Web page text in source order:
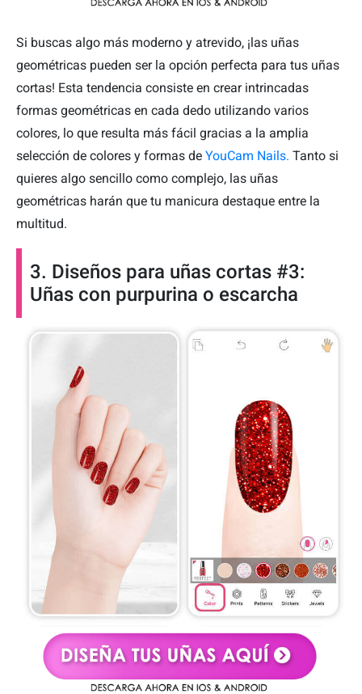
Si buscas algo más moderno y atrevido, ¡las uñas
geométricas pueden ser la opción perfecta para tus uñas
cortas! Esta tendencia consiste en crear intrincadas
formas geométricas en cada dedo utilizando varios
colores, lo que resulta más fácil gracias a la amplia
selección de colores y formas de YouCam Nails. Tanto si
quieres algo sencillo como complejo, las uñas
geométricas harán que tu manicura destaque entre la
multitud.
3. Diseños para uñas cortas #3:
Uñas con purpurina o escarcha